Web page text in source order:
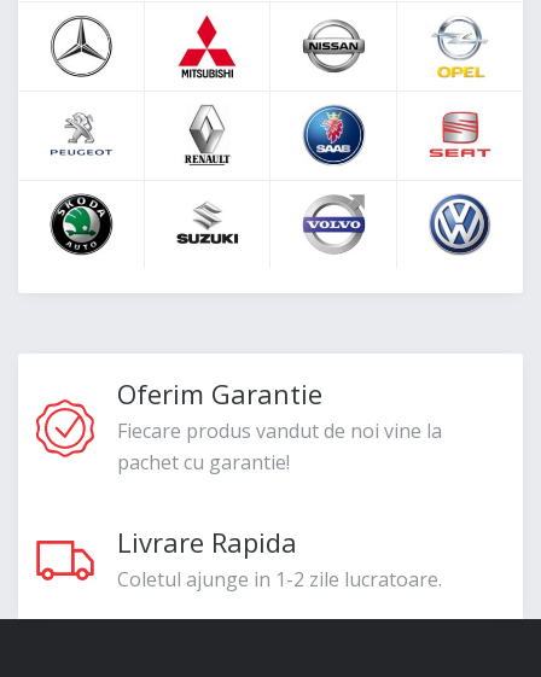
Oferim Garantie
Fiecare produs vandut de noi vine la
pachet cu garantie!
Livrare Rapida
Coletul ajunge in 1-2 zile lucratoare.